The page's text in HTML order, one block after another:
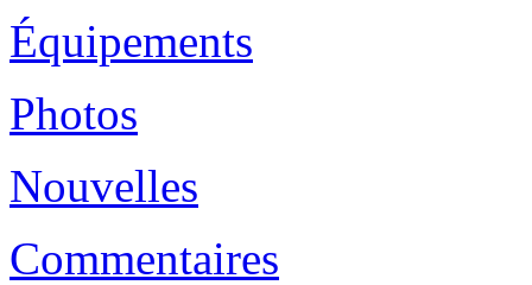
Équipements
Photos
Nouvelles
Commentaires